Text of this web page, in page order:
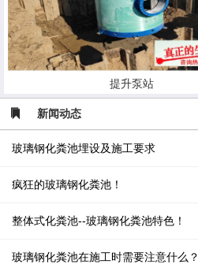
提升泵站
新闻动态
玻璃钢化粪池埋设及施工要求
疯狂的玻璃钢化粪池！
整体式化粪池--玻璃钢化粪池特色！
玻璃钢化粪池在施工时需要注意什么？